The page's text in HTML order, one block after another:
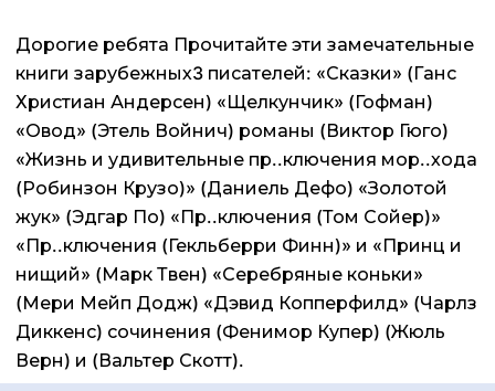
Дорогие ребята Прочитайте эти замечательные
книги зарубежных3 писателей: «Сказки» (Ганс
Христиан Андерсен) «Щелкунчик» (Гофман)
«Овод» (Этель Войнич) романы (Виктор Гюго)
«Жизнь и удивительные пр..ключения мор..хода
(Робинзон Крузо)» (Даниель Дефо) «Золотой
жук» (Эдгар По) «Пр..ключения (Том Сойер)»
«Пр..ключения (Гекльберри Финн)» и «Принц и
нищий» (Марк Твен) «Серебряные коньки»
(Мери Мейп Додж) «Дэвид Копперфилд» (Чарлз
Диккенс) сочинения (Фенимор Купер) (Жюль
Верн) и (Вальтер Скотт).